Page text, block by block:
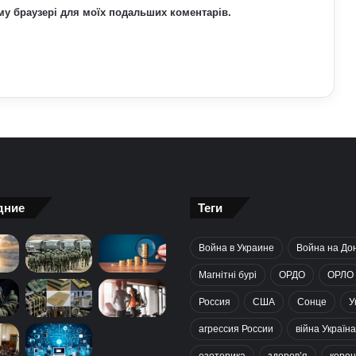
браузері для моїх подальших коментарів.
Теги
Война в Украине Война на
Магнітні бурі ОРДО ОРЛО
Россия США Сонце
агрессия России війна Україна